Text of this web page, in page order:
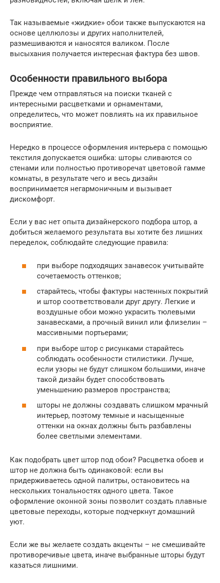
Так называемые «жидкие» обои также выпускаются на
основе целлюлозы и других наполнителей,
размешиваются и наносятся валиком. После
высыхания получается интересная фактура без швов.
Особенности правильного выбора
Прежде чем отправляться на поиски тканей с
интересными расцветками и орнаментами,
определитесь, что может повлиять на их правильное
восприятие.
Нередко в процессе оформления интерьера с помощью
текстиля допускается ошибка: шторы сливаются со
стенами или полностью противоречат цветовой гамме
комнаты, в результате чего и весь дизайн
воспринимается негармоничным и вызывает
дискомфорт.
Если у вас нет опыта дизайнерского подбора штор, а
добиться желаемого результата вы хотите без лишних
переделок, соблюдайте следующие правила:
при выборе подходящих занавесок учитывайте
сочетаемость оттенков;
старайтесь, чтобы фактуры настенных покрытий
и штор соответствовали друг другу. Легкие и
воздушные обои можно украсить тюлевыми
занавесками, а прочный винил или флизелин –
массивными портьерами;
при выборе штор с рисунками старайтесь
соблюдать особенности стилистики. Лучше,
если узоры не будут слишком большими, иначе
такой дизайн будет способствовать
уменьшению размеров пространства;
шторы не должны создавать слишком мрачный
интерьер, поэтому темные и насыщенные
оттенки на окнах должны быть разбавлены
более светлыми элементами.
Как подобрать цвет штор под обои? Расцветка обоев и
штор не должна быть одинаковой: если вы
придерживаетесь одной палитры, остановитесь на
нескольких тональностях одного цвета. Такое
оформление оконной зоны позволит создать плавные
цветовые переходы, которые подчеркнут домашний
уют.
Если же вы желаете создать акценты – не смешивайте
противоречивые цвета, иначе выбранные шторы будут
казаться лишними.